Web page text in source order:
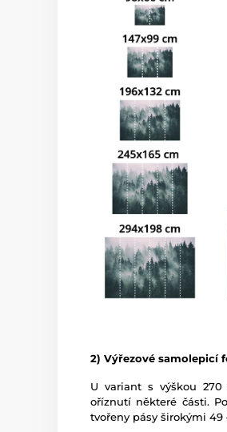
2) Výřezové samolepicí
U variant s výškou
oříznutí některé části.
tvořeny pásy širokými 49